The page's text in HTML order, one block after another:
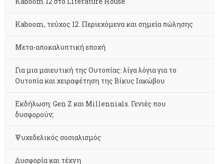
Kaboom, τεύχος 12. Περιεχόμενα και σημεία πώλησης
Μετα-αποκαλυπτική εποχή
Για μια μαιευτική της Ουτοπίας: λίγα λόγια για το
Ουτοπία και χειραφέτηση της Βίκυς Ιακώβου
Εκδήλωση: Gen Z και Millennials. Γενιές που
δυσφορούν;
Ψυχεδελικός σοσιαλισμός
Δυσφορία και τέχνη